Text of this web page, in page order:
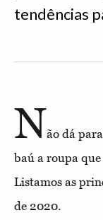
tendências
Não dá
baú a roupa
Listamos as
de 2020.